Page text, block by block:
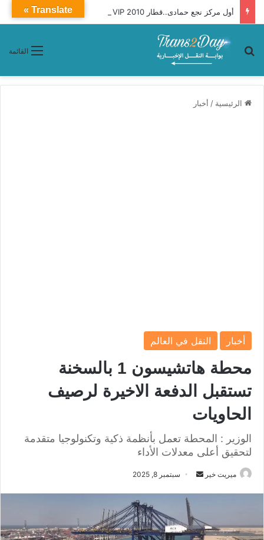
أول مركز نجع حمادى..قطار 2010 VIP ـ Premium محافظات «القاهرة ـ أسوان»
القائمة بحث عن
الرئيسية / أخبار
أخبار النقل في العالم
محطة هاتشيسون 1 بالسخنة
تستقبل الدفعة الاخيرة لرصيف
الحاويات
الوزير : المحطة تعمل بأنظمة ذكية وتكنولوجيا متقدمة
لتحقيق أعلى معدلات الأداء
ميريت خير
ل
ب
سبتمبر 8, 2025
Translate »